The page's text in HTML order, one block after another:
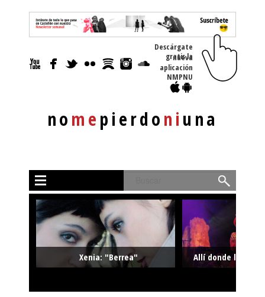
nomepierdoniuna
Descárgate
gratis la nueva
aplicación
NMPNU
Xenia: "Berrea" Allí donde la